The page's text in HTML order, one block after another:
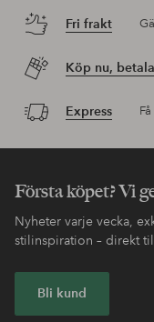
Fri frakt
Köp nu,
Express
Första köpet? Vi
Nyheter varje vecka,
stilinspiration – direkt
Bli kund